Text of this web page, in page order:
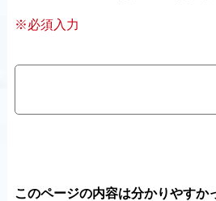
※必須入力
このページの内容は分かりやすか